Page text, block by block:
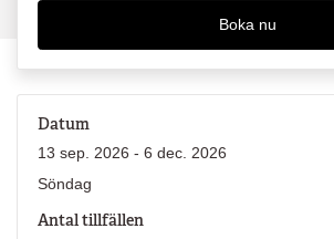
Boka nu
Datum
13 sep. 2026 - 6 dec. 2026
Söndag
Antal tillfällen